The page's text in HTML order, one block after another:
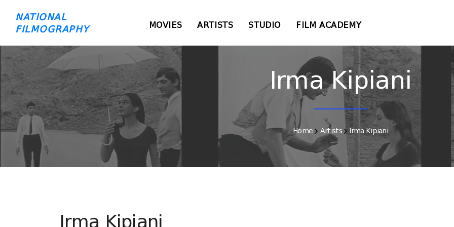
NATIONAL
FILMOGRAPHY
MOVIES ARTISTS STUDIO FILM ACADEMY
Irma Kipiani
Home Artists Irma Kipiani
Irma Kipiani